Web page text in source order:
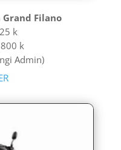
Grand Filano
k
k
Admin)